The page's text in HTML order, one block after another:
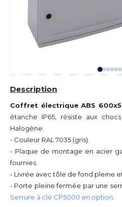
Description
Coffret électrique ABS
étanche IP65, résiste aux
Halogène.
- Couleur RAL 7035 (gris).
- Plaque de montage en acier
fournies.
- Livrée avec tôle de fond pleine
- Porte pleine fermée par une
Serrure à clé CP5000 en option